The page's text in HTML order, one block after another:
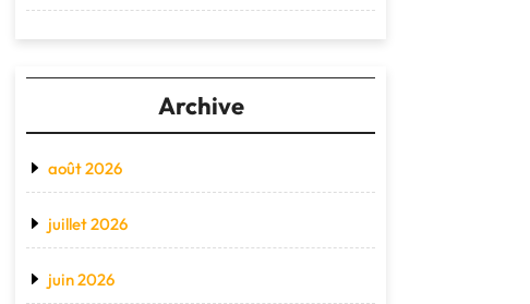
Archive
août 2026
juillet 2026
juin 2026